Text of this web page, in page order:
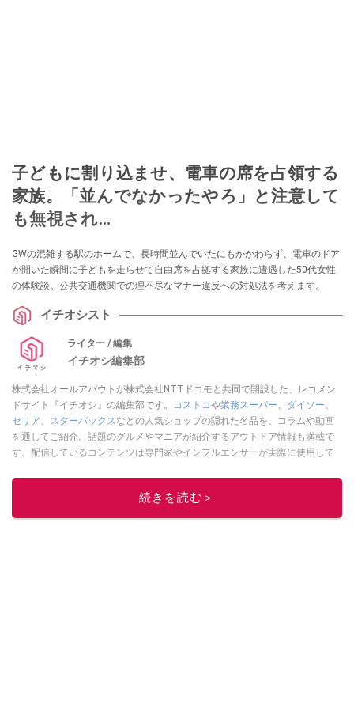
子どもに割り込ませ、電車の席を占領する
家族。「並んでなかったやろ」と注意して
も無視され…
GWの混雑する駅のホームで、長時間並んでいたにもかかわらず、電車のドア
が開いた瞬間に子どもを走らせて自由席を占拠する家族に遭遇した50代女性
の体験談。公共交通機関での理不尽なマナー違反への対処法を考えます。
イチオシスト
ライター / 編集
イチオシ編集部
株式会社オールアバウトが株式会社NTTドコモと共同で開設した、レコメン
ドサイト『イチオシ』の編集部です。
コストコや業務スーパー ダイソー
セリア
スターバックス などの人気ショップの隠れた名品を、コラムや動画
を通してご紹介。話題のグルメやマニアが紹介するアウトドア情報も満載で
す。配信しているコンテンツは専門家やインフルエンサーが実際に使用して
ニュースでフォロー
続きを読む＞